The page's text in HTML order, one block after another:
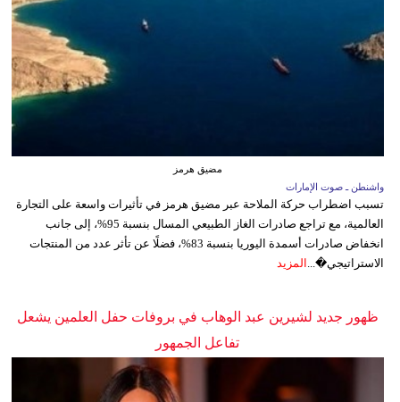
مضيق هرمز
واشنطن ـ صوت الإمارات
تسبب اضطراب حركة الملاحة عبر مضيق هرمز في تأثيرات واسعة على التجارة
العالمية، مع تراجع صادرات الغاز الطبيعي المسال بنسبة 95%، إلى جانب
انخفاض صادرات أسمدة اليوريا بنسبة 83%، فضلًا عن تأثر عدد من المنتجات
الاستراتيجي�... المزيد
ظهور جديد لشيرين عبد الوهاب في بروفات حفل العلمين يشعل
تفاعل الجمهور